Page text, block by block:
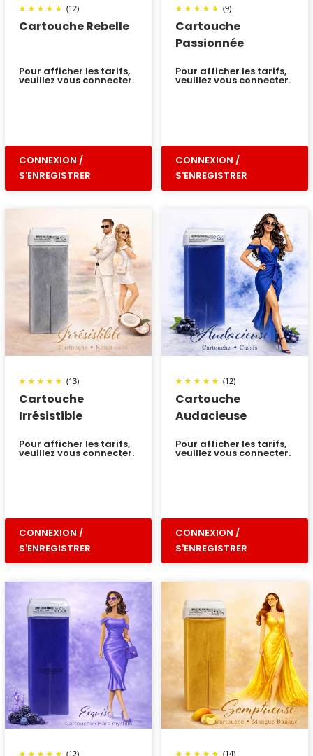
Cartouche Rebelle
(12)
Pour afficher les tarifs,
veuillez vous connecter.
CONNEXION /
S'ENREGISTRER
Cartouche
Passionnée
(9)
Pour afficher les tarifs,
veuillez vous connecter.
CONNEXION /
S'ENREGISTRER
Cartouche
Irrésistible
(13)
Pour afficher les tarifs,
veuillez vous connecter.
CONNEXION /
S'ENREGISTRER
Cartouche
Audacieuse
(12)
Pour afficher les tarifs,
veuillez vous connecter.
CONNEXION /
S'ENREGISTRER
(12) (14)